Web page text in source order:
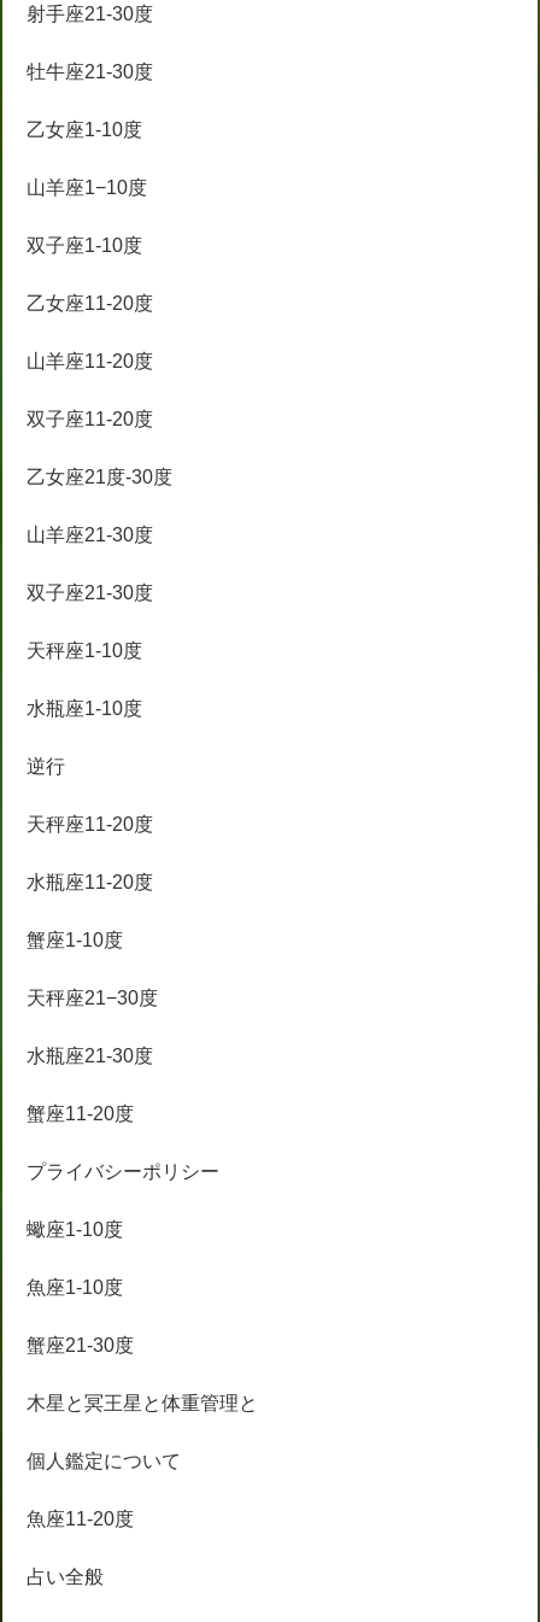
射手座21-30度
牡牛座21-30度
乙女座1-10度
山羊座1−10度
双子座1-10度
乙女座11-20度
山羊座11-20度
双子座11-20度
乙女座21度-30度
山羊座21-30度
双子座21-30度
天秤座1-10度
水瓶座1-10度
逆行
天秤座11-20度
水瓶座11-20度
蟹座1-10度
天秤座21−30度
水瓶座21-30度
蟹座11-20度
プライバシーポリシー
蠍座1-10度
魚座1-10度
蟹座21-30度
木星と冥王星と体重管理と
個人鑑定について
魚座11-20度
占い全般